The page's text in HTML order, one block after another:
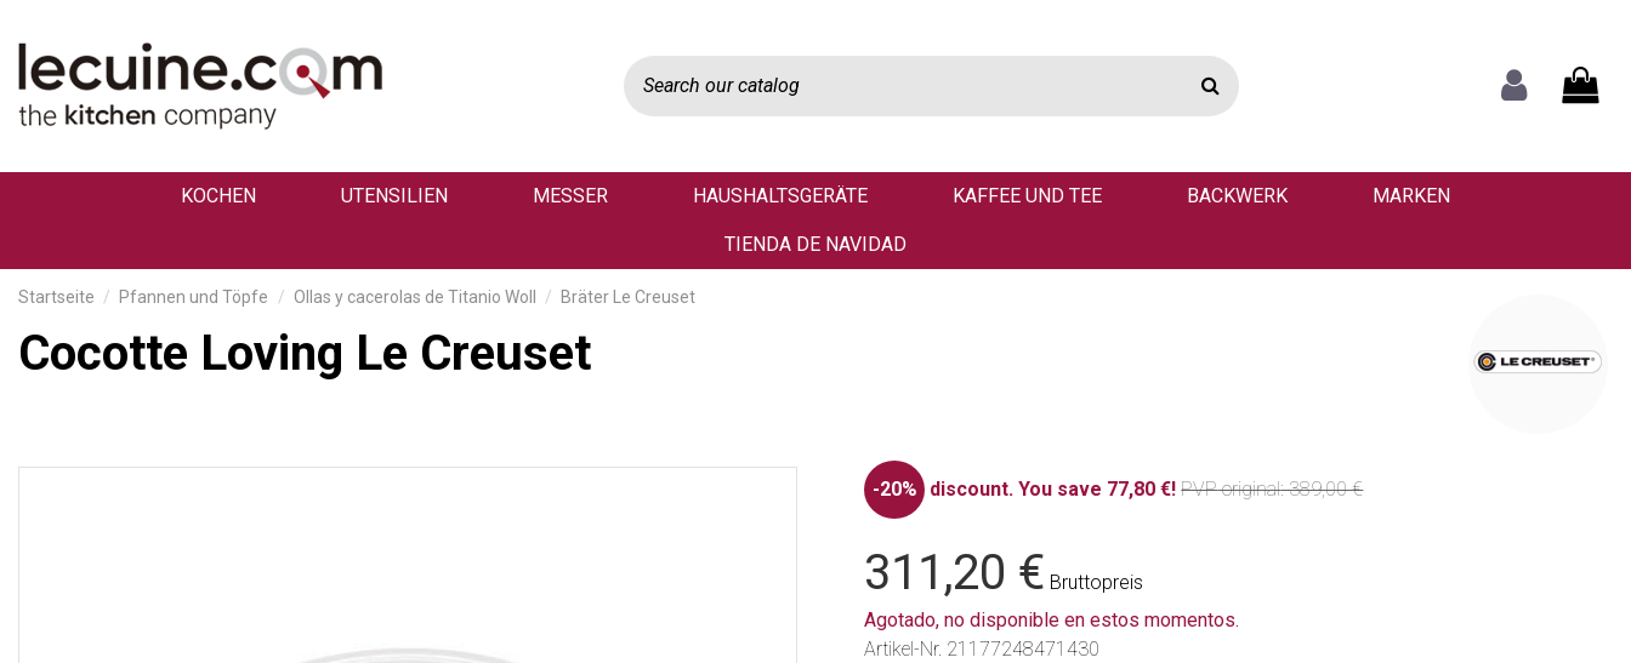
KOCHEN UTENSILIEN MESSER HAUSHALTSGERÄTE KAFFEE UND TEE BACKWERK MARKEN
TIENDA DE NAVIDAD
Startseite Pfannen und Töpfe Ollas y cacerolas de Titanio Woll Bräter Le Creuset
Cocotte Loving Le Creuset
-20% discount.You save 77,80 €! PVPoriginal: 389,00 €
311,20 € Bruttopreis
Agotado, no disponible en estos momentos.
Artikel-Nr. 21177248471430